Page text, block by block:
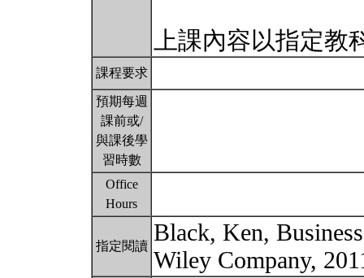
上課內容以指定教
課程要求
預期每週
課前或/
與課後學
習時數
Office
Hours
指定閱讀 Black, Ken,
Wiley Company,